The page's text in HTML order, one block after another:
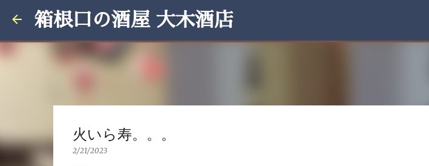
箱根口の酒屋 大木酒店
火いら寿。。。
2/21/2023